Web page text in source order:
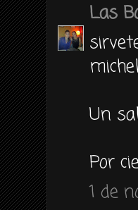
Las
Un
Por
1 de